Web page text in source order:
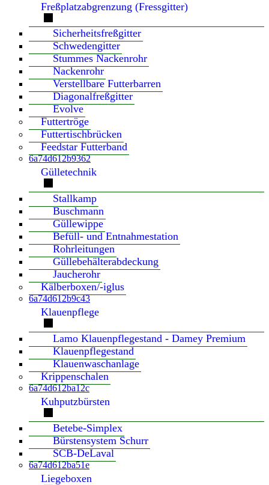
Freßplatzabgrenzung (Fressgitter)
Sicherheitsfreßgitter
Schwedengitter
Stummes Nackenrohr
Nackenrohr
Verstellbare Futterbarren
Diagonalfreßgitter
Evolve
Futtertröge
Futtertischbrücken
Feedstar Futterband
6a74d612b9362
Gülletechnik
Stallkamp
Buschmann
Güllewippe
Befüll- und Entnahmestation
Rohrleitungen
Güllebehälterabdeckung
Jaucherohr
Kälberboxen/-iglus
6a74d612b9c43
Klauenpflege
Lamo Klauenpflegestand - Damey Premium
Klauenpflegestand
Klauenwaschanlage
Krippenschalen
6a74d612ba12c
Kuhputzbürsten
Betebe-Simplex
Bürstensystem Schurr
SCB-DeLaval
6a74d612ba51e
Liegeboxen